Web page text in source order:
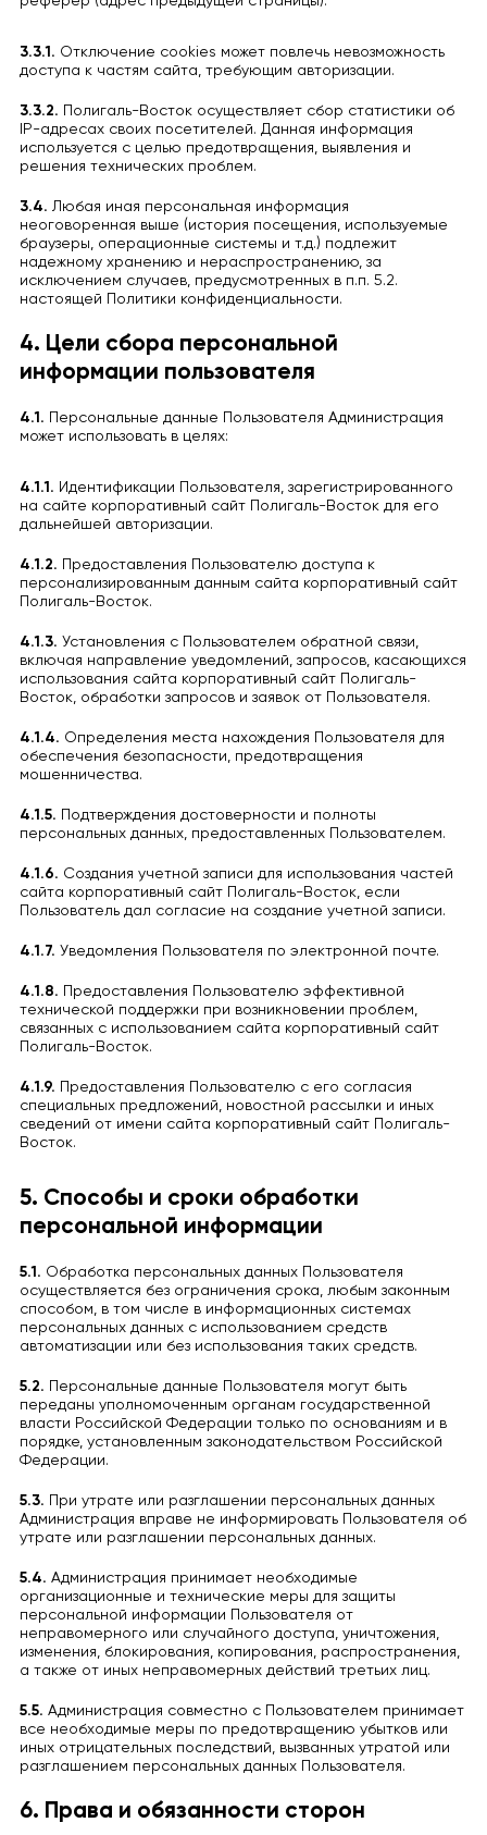
3.3.1. Отключение cookies может повлечь невозможность
доступа к частям сайта, требующим авторизации.
3.3.2. Полигаль-Восток осуществляет сбор статистики об
IP-адресах своих посетителей. Данная информация
используется с целью предотвращения, выявления и
решения технических проблем.
3.4. Любая иная персональная информация
неоговоренная выше (история посещения, используемые
браузеры, операционные системы и т.д.) подлежит
надежному хранению и нераспространению, за
исключением случаев, предусмотренных в п.п. 5.2.
настоящей Политики конфиденциальности.
4. Цели сбора персональной
информации пользователя
4.1. Персональные данные Пользователя Администрация
может использовать в целях:
4.1.1. Идентификации Пользователя, зарегистрированного
на сайте корпоративный сайт Полигаль-Восток для его
дальнейшей авторизации.
4.1.2. Предоставления Пользователю доступа к
персонализированным данным сайта корпоративный сайт
Полигаль-Восток.
4.1.3. Установления с Пользователем обратной связи,
включая направление уведомлений, запросов, касающихся
использования сайта корпоративный сайт Полигаль-
Восток, обработки запросов и заявок от Пользователя.
4.1.4. Определения места нахождения Пользователя для
обеспечения безопасности, предотвращения
мошенничества.
4.1.5. Подтверждения достоверности и полноты
персональных данных, предоставленных Пользователем.
4.1.6. Создания учетной записи для использования частей
сайта корпоративный сайт Полигаль-Восток, если
Пользователь дал согласие на создание учетной записи.
4.1.7. Уведомления Пользователя по электронной почте.
4.1.8. Предоставления Пользователю эффективной
технической поддержки при возникновении проблем,
связанных с использованием сайта корпоративный сайт
Полигаль-Восток.
4.1.9. Предоставления Пользователю с его согласия
специальных предложений, новостной рассылки и иных
сведений от имени сайта корпоративный сайт Полигаль-
Восток.
5. Способы и сроки обработки
персональной информации
5.1. Обработка персональных данных Пользователя
осуществляется без ограничения срока, любым законным
способом, в том числе в информационных системах
персональных данных с использованием средств
автоматизации или без использования таких средств.
5.2. Персональные данные Пользователя могут быть
переданы уполномоченным органам государственной
власти Российской Федерации только по основаниям и в
порядке, установленным законодательством Российской
Федерации.
5.3. При утрате или разглашении персональных данных
Администрация вправе не информировать Пользователя об
утрате или разглашении персональных данных.
5.4. Администрация принимает необходимые
организационные и технические меры для защиты
персональной информации Пользователя от
неправомерного или случайного доступа, уничтожения,
изменения, блокирования, копирования, распространения,
а также от иных неправомерных действий третьих лиц.
5.5. Администрация совместно с Пользователем принимает
все необходимые меры по предотвращению убытков или
иных отрицательных последствий, вызванных утратой или
разглашением персональных данных Пользователя.
6. Права и обязанности сторон